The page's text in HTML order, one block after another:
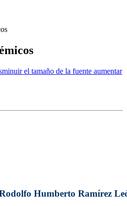
el tamaño de la fuente aumentar
Humberto Ramírez